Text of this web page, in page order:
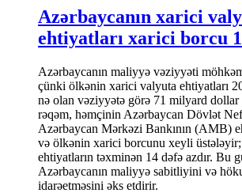
Azərbaycanın xarici
ehtiyatları xarici borcu
Azərbaycanın maliyyə vəziyyəti
çünki ölkənin xarici valyuta ehtiyatları
nə olan vəziyyətə görə 71 milyard dollar
rəqəm, həmçinin Azərbaycan Dövlət
Azərbaycan Mərkəzi Bankının (AMB)
və ölkənin xarici borcunu xeyli
ehtiyatların təxminən 14 dəfə azdır. Bu
Azərbaycanın maliyyə sabitliyini və
idarəetməsini əks etdirir.